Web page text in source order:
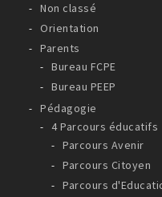
Non classé
Orientation
Parents
Bureau FCPE
Bureau PEEP
Pédagogie
4 Parcours éducatifs
Parcours Avenir
Parcours Citoyen
Parcours